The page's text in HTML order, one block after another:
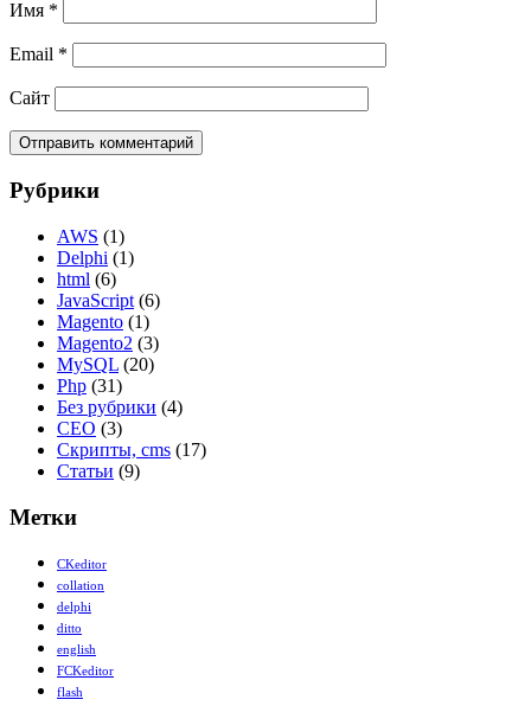
Имя *
Email *
Сайт
Рубрики
AWS (1)
Delphi (1)
html (6)
JavaScript (6)
Magento (1)
Magento2 (3)
MySQL (20)
Php (31)
Без рубрики (4)
СЕО (3)
Скрипты, cms (17)
Статьи (9)
Метки
CKeditor
collation
delphi
ditto
english
FCKeditor
flash